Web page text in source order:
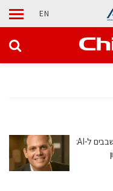
EN
ChipEx2026: קיידנס מסמנת את השלב הבא בשבבים ל-AI: